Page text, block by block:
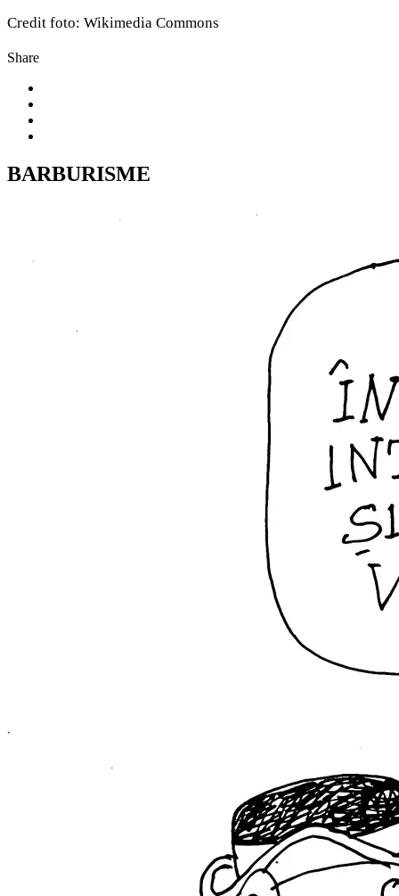
Credit foto: Wikimedia Commons
Share
BARBURISME